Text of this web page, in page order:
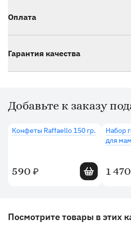
Оплата
Гарантия качества
Дополнительные товары
Добавьте к заказу
Конфеты Raffaello 150 гр.
590 ₽ Добавить в
Набор
для
1 470
Другие товары и категории на
Посмотрите товары в этих